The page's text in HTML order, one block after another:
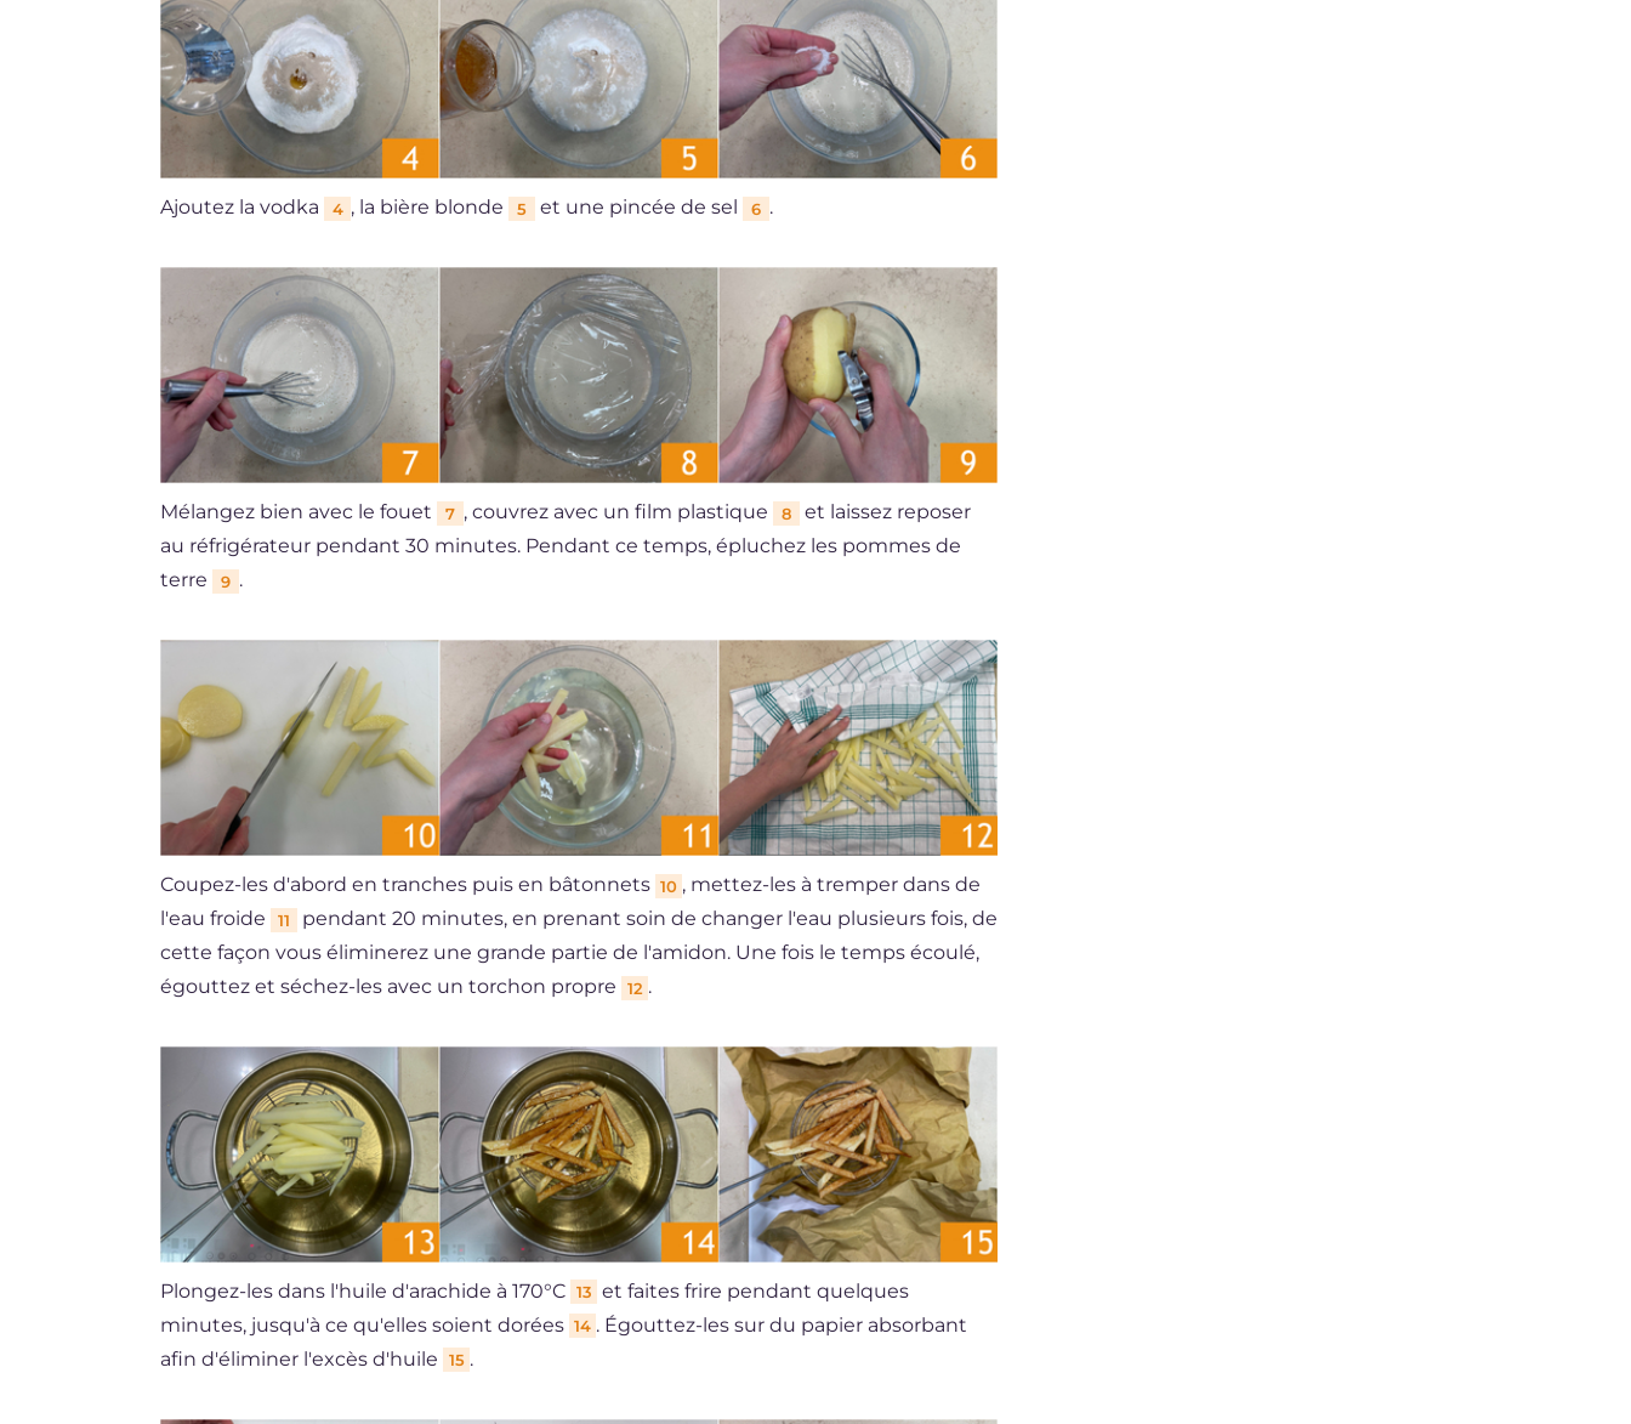
Ajoutez la vodka 4 , la bière blonde 5 et une pincée de sel 6 .
Mélangez bien avec le fouet 7 , couvrez avec un film plastique 8
et laissez reposer
au réfrigérateur pendant 30 minutes. Pendant ce temps, épluchez les pommes de
terre
9 .
Coupez-les d'abord en tranches puis en bâtonnets 10 , mettez-les à tremper dans de
l'eau froide
11
pendant 20 minutes, en prenant soin de changer l'eau plusieurs fois, de
cette façon vous éliminerez une grande partie de l'amidon. Une fois le temps écoulé,
égouttez et séchez-les avec un torchon propre
12 .
Plongez-les dans l'huile d'arachide à 170°C 13 et faites frire pendant quelques
minutes, jusqu'à ce qu'elles soient dorées 14 . Égouttez-les sur du papier absorbant
afin d'éliminer l'excès d'huile
15 .